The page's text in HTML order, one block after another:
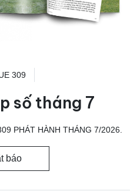
309
số tháng 7
PHÁT HÀNH THÁNG 7/2026.
báo